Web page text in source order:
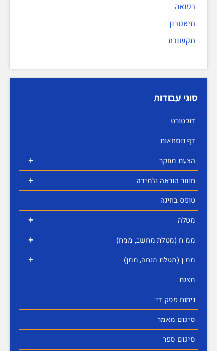
רפואה
תיאטרון
תקשורת
סוגי עבודות
דוקטורט
דף נוסחאות
+ הצעת מחקר
+
חומר הוראה ולמידה
טופס בחינה
+ מטלה
+ ממ"ח (מטלת מחשב, ממח)
+
ממ"ן (מטלת מנחה, ממן)
מצגת
ניתוח פסק דין
סיכום מאמר
סיכום ספר